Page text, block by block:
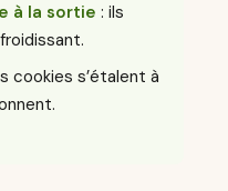
à la sortie : ils
cookies s’étalent à